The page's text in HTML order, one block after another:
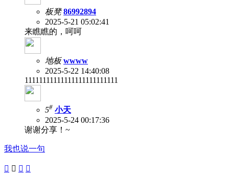
板凳 86992894
2025-5-21 05:02:41
来瞧瞧的，呵呵
地板 wwww
2025-5-22 14:40:08
11111111111111111111111111
5# 小天
2025-5-24 00:17:36
谢谢分享！~
我也说一句
   